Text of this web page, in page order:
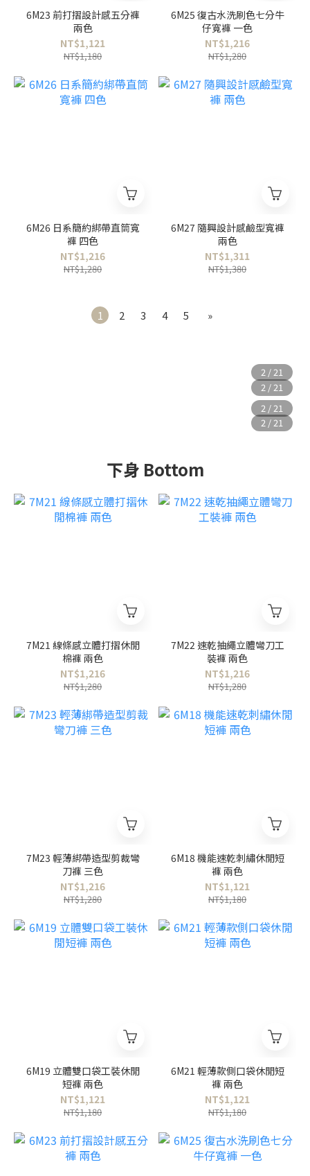
6M23 前打摺設計感五分褲
兩色
NT$1,121
NT$1,180
6M25 復古水洗刷色七分牛
仔寬褲 一色
NT$1,216
NT$1,280
6M26 日系簡約綁帶直筒寬
褲 四色
NT$1,216
NT$1,280
6M27 隨興設計感鹼型寬褲
兩色
NT$1,311
NT$1,380
1 2 3 4 5 »
下身 Bottom
7M21 線條感立體打摺休閒
棉褲 兩色
NT$1,216
NT$1,280
7M22 速乾抽繩立體彎刀工
裝褲 兩色
NT$1,216
NT$1,280
7M23 輕薄綁帶造型剪裁彎
刀褲 三色
NT$1,216
NT$1,280
6M18 機能速乾刺繡休閒短
褲 兩色
NT$1,121
NT$1,180
6M19 立體雙口袋工裝休閒
短褲 兩色
NT$1,121
NT$1,180
6M21 輕薄款側口袋休閒短
褲 兩色
NT$1,121
NT$1,180